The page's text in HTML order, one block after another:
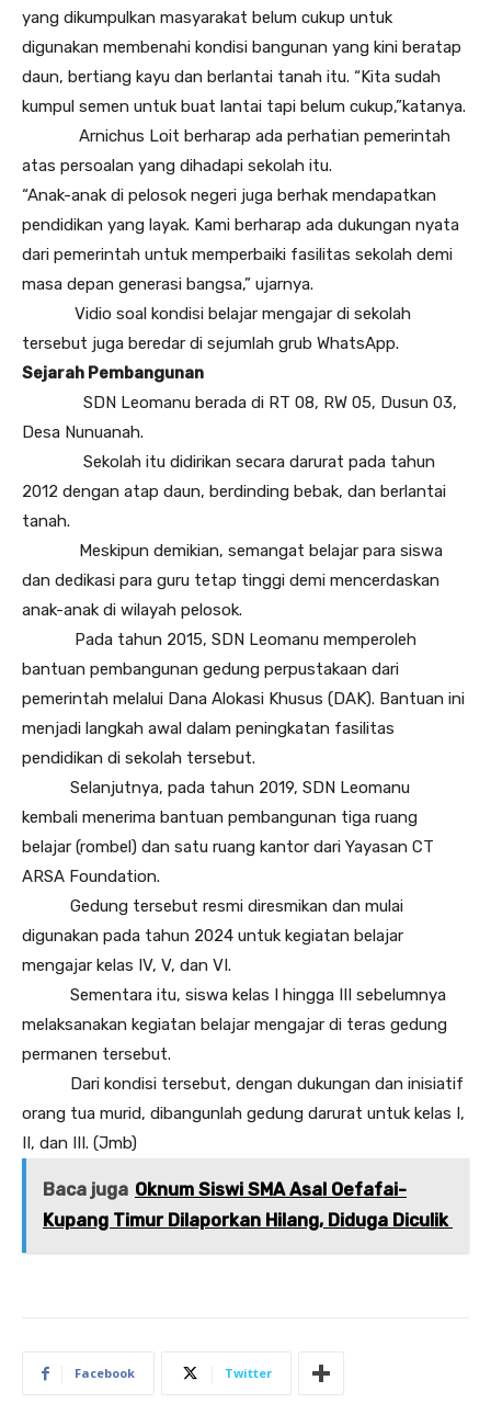
yang dikumpulkan masyarakat belum cukup untuk
digunakan membenahi kondisi bangunan yang kini beratap
daun, bertiang kayu dan berlantai tanah itu. “Kita sudah
kumpul semen untuk buat lantai tapi belum cukup,”katanya.
Arnichus Loit berharap ada perhatian pemerintah
atas persoalan yang dihadapi sekolah itu.
“Anak-anak di pelosok negeri juga berhak mendapatkan
pendidikan yang layak. Kami berharap ada dukungan nyata
dari pemerintah untuk memperbaiki fasilitas sekolah demi
masa depan generasi bangsa,” ujarnya.
Vidio soal kondisi belajar mengajar di sekolah
tersebut juga beredar di sejumlah grub WhatsApp.
Sejarah Pembangunan
SDN Leomanu berada di RT 08, RW 05, Dusun 03,
Desa Nunuanah.
Sekolah itu didirikan secara darurat pada tahun
2012 dengan atap daun, berdinding bebak, dan berlantai
tanah.
Meskipun demikian, semangat belajar para siswa
dan dedikasi para guru tetap tinggi demi mencerdaskan
anak-anak di wilayah pelosok.
Pada tahun 2015, SDN Leomanu memperoleh
bantuan pembangunan gedung perpustakaan dari
pemerintah melalui Dana Alokasi Khusus (DAK). Bantuan ini
menjadi langkah awal dalam peningkatan fasilitas
pendidikan di sekolah tersebut.
Selanjutnya, pada tahun 2019, SDN Leomanu
kembali menerima bantuan pembangunan tiga ruang
belajar (rombel) dan satu ruang kantor dari Yayasan CT
ARSA Foundation.
Gedung tersebut resmi diresmikan dan mulai
digunakan pada tahun 2024 untuk kegiatan belajar
mengajar kelas IV, V, dan VI.
Sementara itu, siswa kelas I hingga III sebelumnya
melaksanakan kegiatan belajar mengajar di teras gedung
permanen tersebut.
Dari kondisi tersebut, dengan dukungan dan inisiatif
orang tua murid, dibangunlah gedung darurat untuk kelas I,
II, dan III. (Jmb)
Baca juga Oknum Siswi SMA Asal Oefafai-
Kupang Timur Dilaporkan Hilang, Diduga Diculik
Facebook Twitter